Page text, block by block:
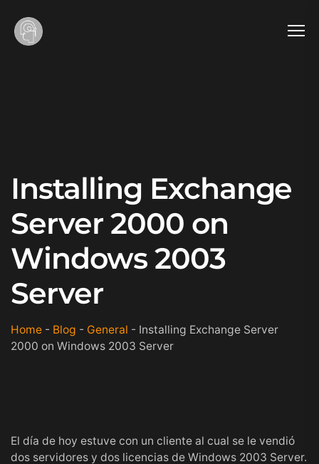
Installing Exchange
Server 2000 on
Windows 2003
Server
Home - Blog - General - Installing Exchange Server
2000 on Windows 2003 Server
El día de hoy estuve con un cliente al cual se le vendió
dos servidores y dos licencias de Windows 2003 Server.